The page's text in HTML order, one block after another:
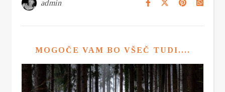
admin
MOGOČE VAM BO VŠEČ TUDI....